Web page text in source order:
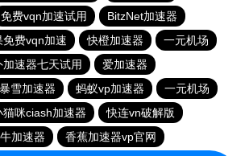
免费vqn加速试用
BitzNet加速器
免费vqn加速 快橙加速器
一元机场
加速器七天试用
爱加速器
暴雪加速器 蚂蚁vp加速器
一元机场
猫咪ciash加速器
快连vn破解版
加速器
香蕉加速器vp官网